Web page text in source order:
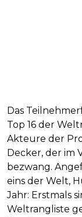
Das
Top 16 der
Akteure der
Decker, der im
bezwang.
eins der Welt,
Jahr: Erstmals
Weltrangliste